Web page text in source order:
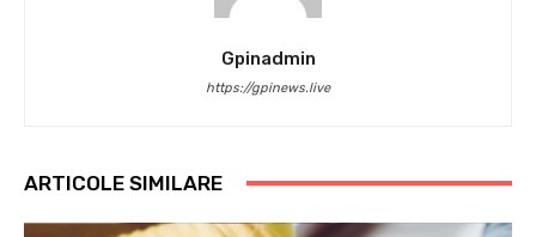
Gpinadmin
https://gpinews.live
ARTICOLE SIMILARE